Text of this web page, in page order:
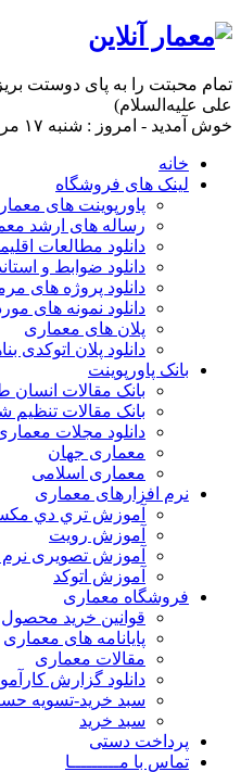
تمام محبتت را به پای دوستت
علی علیه‌السلام)
خوش آمدید - امروز : شنبه ۱۷ مرداد ۱۴۰۵
خانه
لینک های فروشگاه
پاورپوینت های
رساله های ارشد
دانلود مطالعات
دانلود ضوابط و
دانلود پروژه های
دانلود نمونه های
پلان های معماری
دانلود پلان اتوکدی
بانک پاورپوینت
بانک مقالات
بانک مقالات
دانلود مجلات
معماری جهان
معماری اسلامی
نرم افزارهای معماری
آﻣﻮزش ﺗﺮي دي
آموزش رویت
آموزش تصویری نرم
آموزش اتوکد
فروشگاه معماری
قوانین خرید محصول
پایانامه های معماری
مقالات معماری
دانلود گزارش
سبد خرید-تسویه
سبد خرید
پرداخت دستی
تماس با مـــــــــا